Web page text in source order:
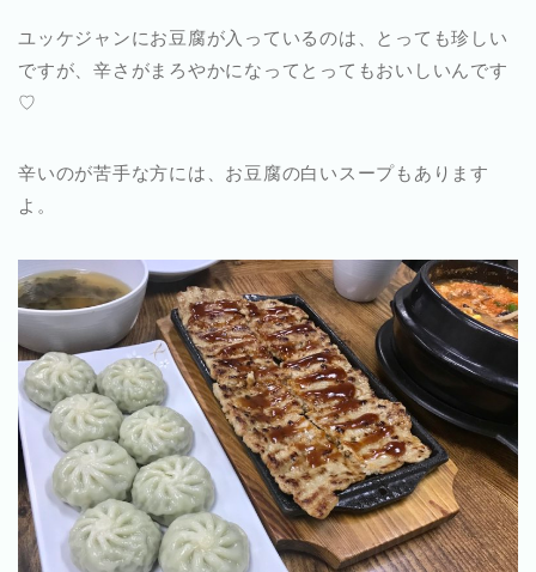
ユッケジャンにお豆腐が入っているのは、とっても珍しい
ですが、辛さがまろやかになってとってもおいしいんです
♡
辛いのが苦手な方には、お豆腐の白いスープもあります
よ。